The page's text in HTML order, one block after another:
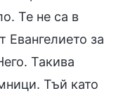
Те не са в
Евангелието за
Такива
Тъй като